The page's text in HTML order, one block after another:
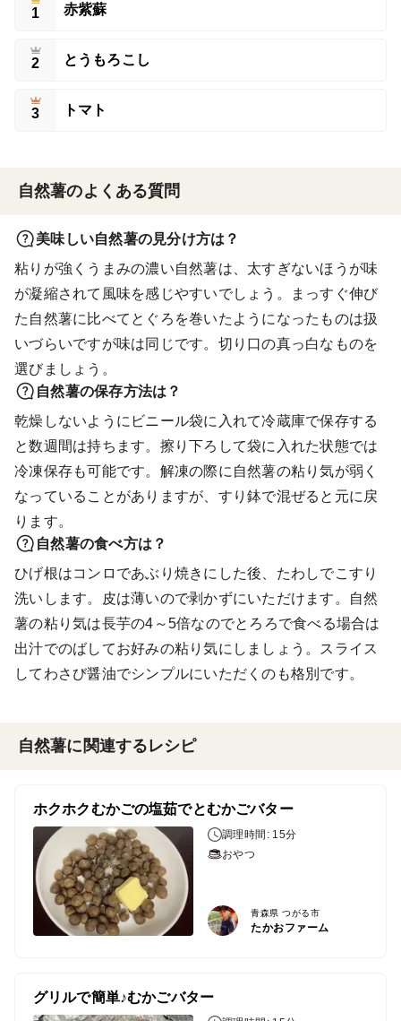
1 赤紫蘇
2 とうもろこし
3 トマト
自然薯のよくある質問
美味しい自然薯の見分け方は？
粘りが強くうまみの濃い自然薯は、太すぎないほうが味
が凝縮されて風味を感じやすいでしょう。まっすぐ伸び
た自然薯に比べてとぐろを巻いたようになったものは扱
いづらいですが味は同じです。切り口の真っ白なものを
選びましょう。
自然薯の保存方法は？
乾燥しないようにビニール袋に入れて冷蔵庫で保存する
と数週間は持ちます。擦り下ろして袋に入れた状態では
冷凍保存も可能です。解凍の際に自然薯の粘り気が弱く
なっていることがありますが、すり鉢で混ぜると元に戻
ります。
自然薯の食べ方は？
ひげ根はコンロであぶり焼きにした後、たわしでこすり
洗いします。皮は薄いので剥かずにいただけます。自然
薯の粘り気は長芋の4～5倍なのでとろろで食べる場合は
出汁でのばしてお好みの粘り気にしましょう。スライス
してわさび醤油でシンプルにいただくのも格別です。
自然薯に関連するレシピ
ホクホクむかごの塩茹でとむかごバター
調理時間: 15分
おやつ
青森県 つがる市
たかおファーム
グリルで簡単♪むかごバター